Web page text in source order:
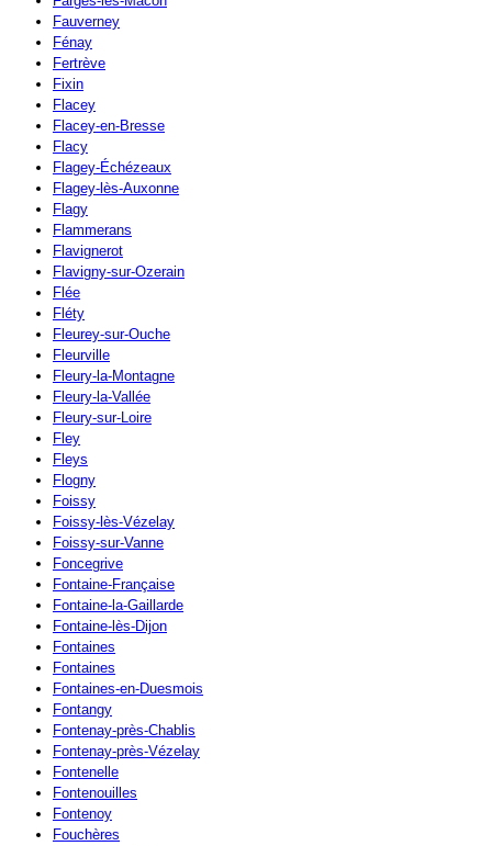
Fauverney
Fénay
Fertrève
Fixin
Flacey
Flacey-en-Bresse
Flacy
Flagey-Échézeaux
Flagey-lès-Auxonne
Flagy
Flammerans
Flavignerot
Flavigny-sur-Ozerain
Flée
Fléty
Fleurey-sur-Ouche
Fleurville
Fleury-la-Montagne
Fleury-la-Vallée
Fleury-sur-Loire
Fley
Fleys
Flogny
Foissy
Foissy-lès-Vézelay
Foissy-sur-Vanne
Foncegrive
Fontaine-Française
Fontaine-la-Gaillarde
Fontaine-lès-Dijon
Fontaines
Fontaines
Fontaines-en-Duesmois
Fontangy
Fontenay-près-Chablis
Fontenay-près-Vézelay
Fontenelle
Fontenouilles
Fontenoy
Fouchères